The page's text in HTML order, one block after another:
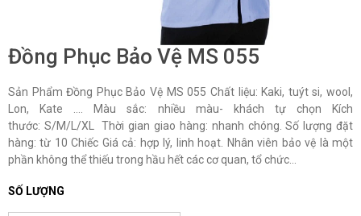
Đồng Phục Bảo Vệ MS 055
Sản Phẩm Đồng Phục Bảo Vệ MS 055 Chất liệu: Kaki, tuýt si, wool,
Lon, Kate …. Màu sắc: nhiều màu- khách tự chọn Kích
thước: S/M/L/XL Thời gian giao hàng: nhanh chóng. Số lượng đặt
hàng: từ 10 Chiếc Giá cả: hợp lý, linh hoạt. Nhân viên bảo vệ là một
phần không thể thiếu trong hầu hết các cơ quan, tổ chức...
SỐ LƯỢNG